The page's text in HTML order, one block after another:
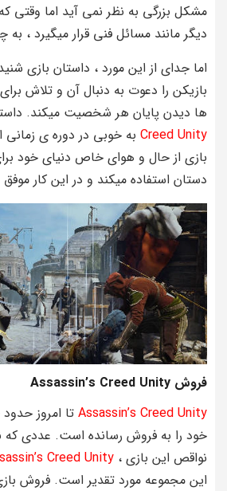
مشکل بزرگی به نظر نمی آید اما وقتی
دیگر مانند مسائل فنی قرار میگیرد ،
اما جدای از این مورد ، داستان بازی
بازیکن را دعوت به دنبال آن و تلاش برای
ها دیدن پایان هر شخصیت میکند.
Creed Unity به خوبی در دوره ی زمانی
بازی از حال و هوای خاص دنیای خود
دستان استفاده میکند و در این کار
فروش Assassin’s Creed Unity
Assassin’s Creed Unity
خود را به فروش رسانده است. عددی که
نواقص این بازی ، Creed Unity
این مجموعه مورد تقدیر است. فروش